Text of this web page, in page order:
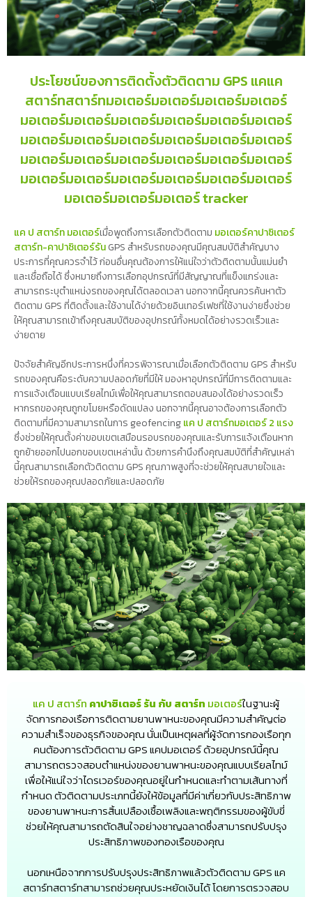
ประโยชน์ของการติดตั้งตัวติดตาม GPS แคแค
สตาร์ทสตาร์ทมอเตอร์มอเตอร์มอเตอร์มอเตอร์
มอเตอร์มอเตอร์มอเตอร์มอเตอร์มอเตอร์มอเตอร์
มอเตอร์มอเตอร์มอเตอร์มอเตอร์มอเตอร์มอเตอร์
มอเตอร์มอเตอร์มอเตอร์มอเตอร์มอเตอร์มอเตอร์
มอเตอร์มอเตอร์มอเตอร์มอเตอร์มอเตอร์มอเตอร์
มอเตอร์มอเตอร์มอเตอร์ tracker
แค ป สตาร์ท มอเตอร์เมื่อพูดถึงการเลือกตัวติดตาม มอเตอร์คาปาซิเตอร์
สตาร์ท-คาปาซิเตอร์รันGPS สำหรับรถของคุณมีคุณสมบัติสำคัญบาง
ประการที่คุณควรจำไว้ ก่อนอื่นคุณต้องการให้แน่ใจว่าตัวติดตามนั้นแม่นยำ
และเชื่อถือได้ ซึ่งหมายถึงการเลือกอุปกรณ์ที่มีสัญญาณที่แข็งแกร่งและ
สามารถระบุตำแหน่งรถของคุณได้ตลอดเวลา นอกจากนี้คุณควรค้นหาตัว
ติดตาม GPS ที่ติดตั้งและใช้งานได้ง่ายด้วยอินเทอร์เฟซที่ใช้งานง่ายซึ่งช่วย
ให้คุณสามารถเข้าถึงคุณสมบัติของอุปกรณ์ทั้งหมดได้อย่างรวดเร็วและ
ง่ายดาย
ปัจจัยสำคัญอีกประการหนึ่งที่ควรพิจารณาเมื่อเลือกตัวติดตาม GPS สำหรับ
รถของคุณคือระดับความปลอดภัยที่มีให้ มองหาอุปกรณ์ที่มีการติดตามและ
การแจ้งเตือนแบบเรียลไทม์เพื่อให้คุณสามารถตอบสนองได้อย่างรวดเร็ว
หากรถของคุณถูกขโมยหรือดัดแปลง นอกจากนี้คุณอาจต้องการเลือกตัว
ติดตามที่มีความสามารถในการ geofencingแค ป สตาร์ทมอเตอร์ 2 แรง
ซึ่งช่วยให้คุณตั้งค่าขอบเขตเสมือนรอบรถของคุณและรับการแจ้งเตือนหาก
ถูกย้ายออกไปนอกขอบเขตเหล่านั้น ด้วยการคำนึงถึงคุณสมบัติที่สำคัญเหล่า
นี้คุณสามารถเลือกตัวติดตาม GPS คุณภาพสูงที่จะช่วยให้คุณสบายใจและ
ช่วยให้รถของคุณปลอดภัยและปลอดภัย
แค ป สตาร์ท คาปาซิเตอร์ รัน กับ สตาร์ท มอเตอร์ในฐานะผู้
จัดการกองเรือการติดตามยานพาหนะของคุณมีความสำคัญต่อ
ความสำเร็จของธุรกิจของคุณ นั่นเป็นเหตุผลที่ผู้จัดการกองเรือทุก
คนต้องการตัวติดตาม GPS แคปมอเตอร์ ด้วยอุปกรณ์นี้คุณ
สามารถตรวจสอบตำแหน่งของยานพาหนะของคุณแบบเรียลไทม์
เพื่อให้แน่ใจว่าไดรเวอร์ของคุณอยู่ในกำหนดและทำตามเส้นทางที่
กำหนด ตัวติดตามประเภทนี้ยังให้ข้อมูลที่มีค่าเกี่ยวกับประสิทธิภาพ
ของยานพาหนะการสิ้นเปลืองเชื้อเพลิงและพฤติกรรมของผู้ขับขี่
ช่วยให้คุณสามารถตัดสินใจอย่างชาญฉลาดซึ่งสามารถปรับปรุง
ประสิทธิภาพของกองเรือของคุณ
นอกเหนือจากการปรับปรุงประสิทธิภาพแล้วตัวติดตาม GPS แค
สตาร์ทสตาร์ทสามารถช่วยคุณประหยัดเงินได้ โดยการตรวจสอบ